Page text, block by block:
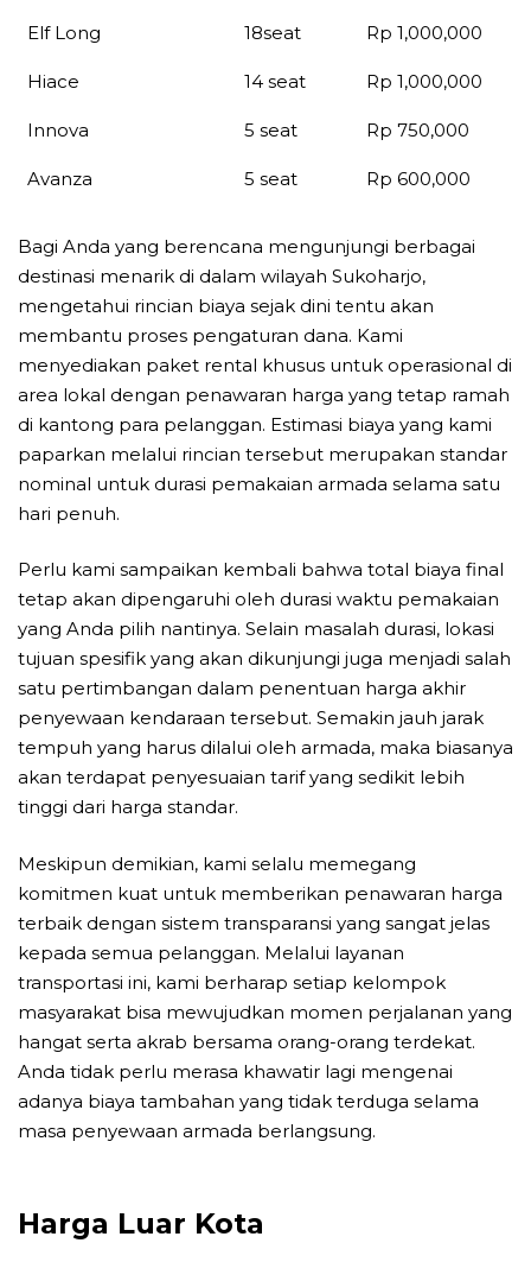
Elf Long 18seat Rp 1,000,000
Hiace 14 seat Rp 1,000,000
Innova 5 seat Rp 750,000
Avanza 5 seat Rp 600,000
Bagi Anda yang berencana mengunjungi berbagai
destinasi menarik di dalam wilayah Sukoharjo,
mengetahui rincian biaya sejak dini tentu akan
membantu proses pengaturan dana. Kami
menyediakan paket rental khusus untuk operasional di
area lokal dengan penawaran harga yang tetap ramah
di kantong para pelanggan. Estimasi biaya yang kami
paparkan melalui rincian tersebut merupakan standar
nominal untuk durasi pemakaian armada selama satu
hari penuh.
Perlu kami sampaikan kembali bahwa total biaya final
tetap akan dipengaruhi oleh durasi waktu pemakaian
yang Anda pilih nantinya. Selain masalah durasi, lokasi
tujuan spesifik yang akan dikunjungi juga menjadi salah
satu pertimbangan dalam penentuan harga akhir
penyewaan kendaraan tersebut. Semakin jauh jarak
tempuh yang harus dilalui oleh armada, maka biasanya
akan terdapat penyesuaian tarif yang sedikit lebih
tinggi dari harga standar.
Meskipun demikian, kami selalu memegang
komitmen kuat untuk memberikan penawaran harga
terbaik dengan sistem transparansi yang sangat jelas
kepada semua pelanggan. Melalui layanan
transportasi ini, kami berharap setiap kelompok
masyarakat bisa mewujudkan momen perjalanan yang
hangat serta akrab bersama orang-orang terdekat.
Anda tidak perlu merasa khawatir lagi mengenai
adanya biaya tambahan yang tidak terduga selama
masa penyewaan armada berlangsung.
Harga Luar Kota